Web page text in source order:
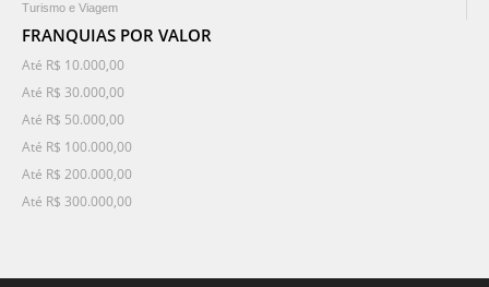
Turismo e Viagem
FRANQUIAS POR VALOR
Até R$ 10.000,00
Até R$ 30.000,00
Até R$ 50.000,00
Até R$ 100.000,00
Até R$ 200.000,00
Até R$ 300.000,00